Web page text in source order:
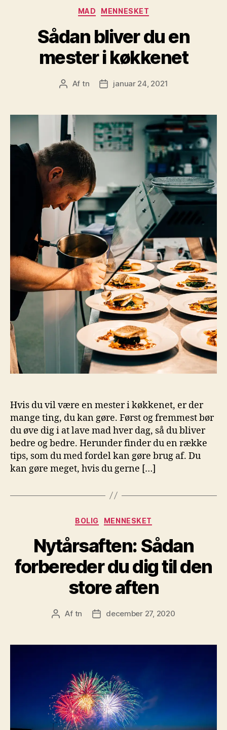
Kategorier
MAD MENNESKET
Sådan bliver du en
mester i køkkenet
Indlægsforfatter
Af tn Indlægsdato
januar 24, 2021
Hvis du vil være en mester i køkkenet, er der
mange ting, du kan gøre. Først og fremmest bør
du øve dig i at lave mad hver dag, så du bliver
bedre og bedre. Herunder finder du en række
tips, som du med fordel kan gøre brug af. Du
kan gøre meget, hvis du gerne […]
Kategorier
BOLIG MENNESKET
Nytårsaften: Sådan
forbereder du dig til den
store aften
Indlægsforfatter
Af tn Indlægsdato
december 27, 2020